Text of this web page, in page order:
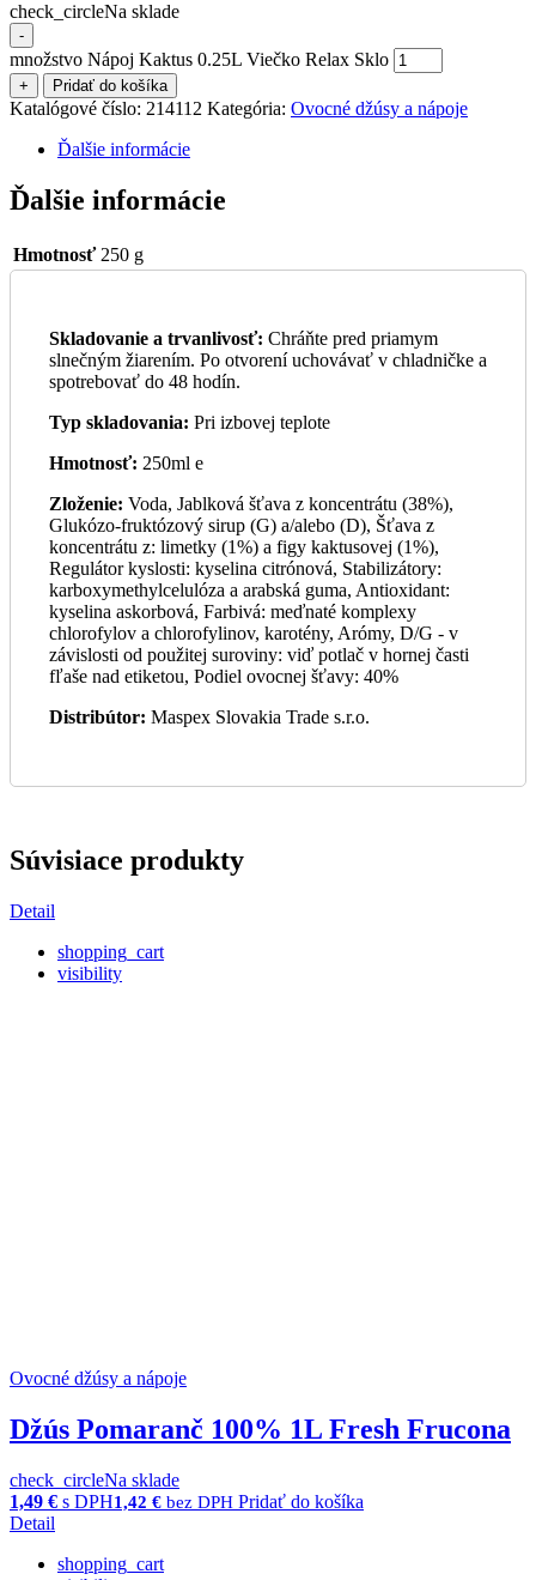
check_circleNa sklade
-
množstvo Nápoj Kaktus 0.25L Viečko Relax Sklo
+ Pridať do košíka
Katalógové číslo: 214112 Kategória: Ovocné džúsy a nápoje
Ďalšie informácie
Ďalšie informácie
Hmotnosť 250 g
Skladovanie a trvanlivosť: Chráňte pred priamym
slnečným žiarením. Po otvorení uchovávať v chladničke a
spotrebovať do 48 hodín.
Typ skladovania: Pri izbovej teplote
Hmotnosť: 250ml e
Zloženie: Voda, Jablková šťava z koncentrátu (38%),
Glukózo-fruktózový sirup (G) a/alebo (D), Šťava z
koncentrátu z: limetky (1%) a figy kaktusovej (1%),
Regulátor kyslosti: kyselina citrónová, Stabilizátory:
karboxymethylcelulóza a arabská guma, Antioxidant:
kyselina askorbová, Farbivá: meďnaté komplexy
chlorofylov a chlorofylinov, karotény, Arómy, D/G - v
závislosti od použitej suroviny: viď potlač v hornej časti
fľaše nad etiketou, Podiel ovocnej šťavy: 40%
Distribútor: Maspex Slovakia Trade s.r.o.
Súvisiace produkty
Detail
shopping_cart
visibility
Ovocné džúsy a nápoje
Džús Pomaranč 100% 1L Fresh Frucona
check_circleNa sklade
1,49 € s DPH1,42 € bez DPH Pridať do košíka
Detail
shopping_cart